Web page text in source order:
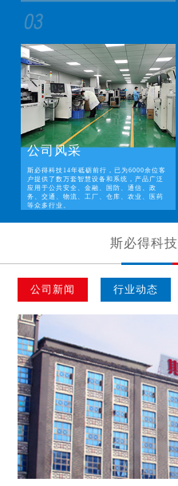
公司风采
斯必得科技14年砥砺前行，已为6000余位客
户提供了数万套智慧设备和系统，产品广泛
应用于公共安全、金融、国防、通信、政
务、交通、物流、工厂、仓库、农业、医药
等众多行业。
斯必得科技
公司新闻 行业动态